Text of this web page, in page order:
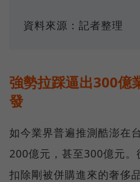
資料來源：記者整理
強勢拉踩逼出300億
發
如今業界普遍推測酷澎在
200億元，甚至300億元。
扣除剛被併購進來的奢侈